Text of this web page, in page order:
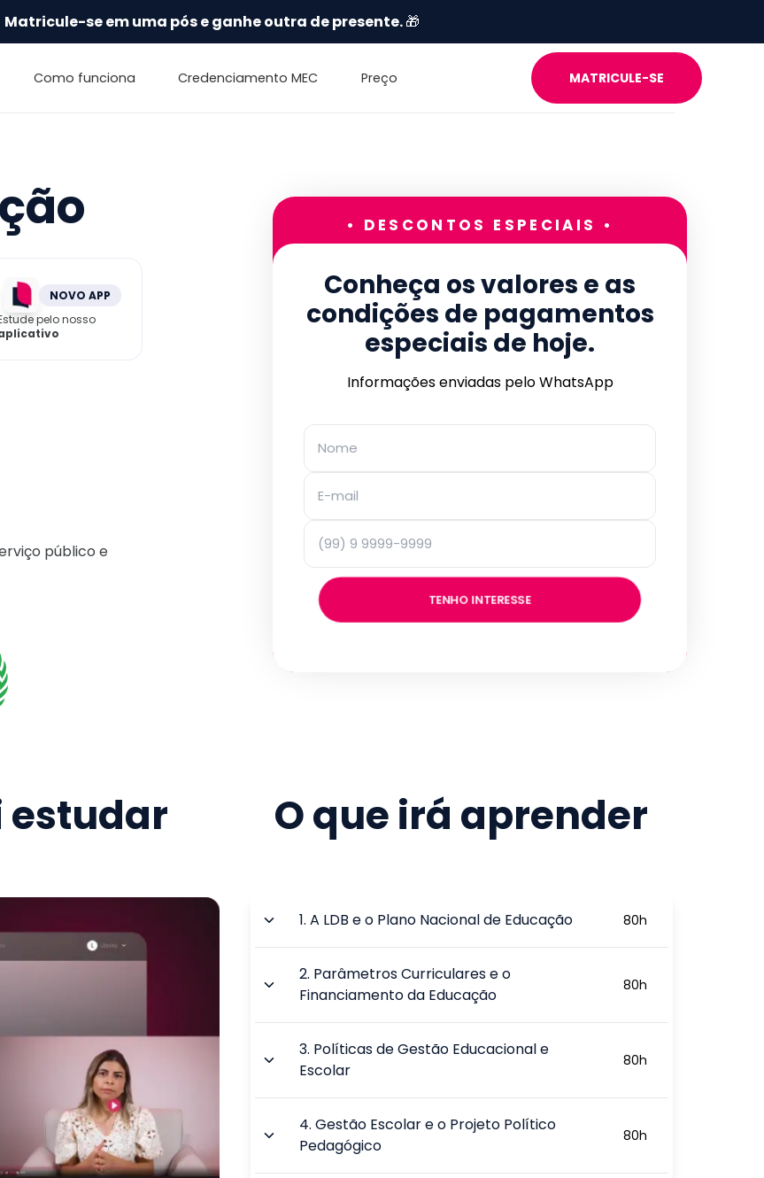
Matricule-se em uma pós e ganhe outra de presente.🎁
Como funciona Credenciamento MEC Preço MATRICULE-SE
NOVO APP
pelo nosso
público e
• DESCONTOS ESPECIAIS •
Conheça os valores e as
condições de pagamentos
especiais de hoje.
Informações enviadas pelo WhatsApp
TENHO INTERESSE
estudar O que irá aprender
1.A LDB e o Plano Nacional de Educação 80h
2. Parâmetros Curriculares e o
Financiamento da Educação
80h
3. Políticas de Gestão Educacional e
Escolar
80h
4.Gestão Escolar e o Projeto Político
Pedagógico
80h